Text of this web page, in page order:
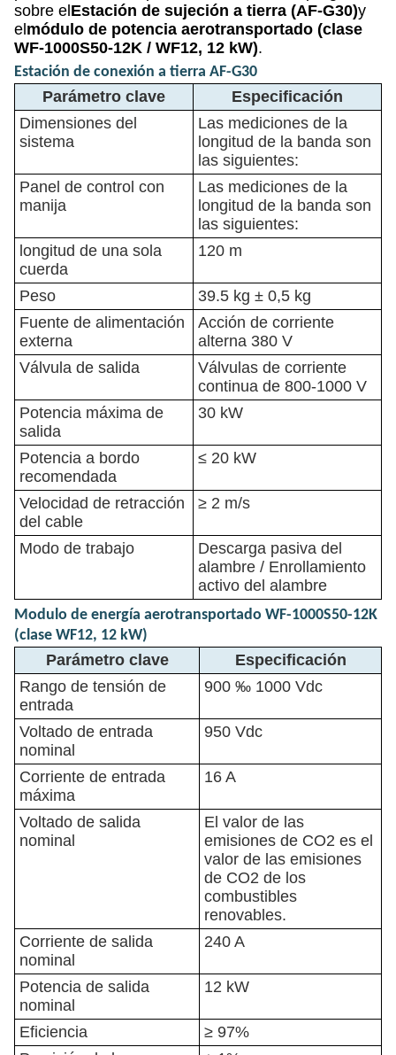
sobre elEstación de sujeción a tierra (AF-G30)y
elmódulo de potencia aerotransportado (clase
WF-1000S50-12K / WF12, 12 kW).
Estación de conexión a tierra AF-G30
Parámetro clave
Especificación
Dimensiones del
sistema
Las mediciones de la
longitud de la banda son
las siguientes:
Panel de control con
manija
Las mediciones de la
longitud de la banda son
las siguientes:
longitud de una sola
cuerda
120 m
Peso
39.5 kg ± 0,5 kg
Fuente de alimentación
externa
Acción de corriente
alterna 380 V
Válvula de salida
Válvulas de corriente
continua de 800-1000 V
Potencia máxima de
salida
30 kW
Potencia a bordo
recomendada
≤ 20 kW
Velocidad de retracción
del cable
≥ 2 m/s
Modo de trabajo
Descarga pasiva del
alambre / Enrollamiento
activo del alambre
Modulo de energía aerotransportado WF-1000S50-12K
(clase WF12, 12 kW)
Parámetro clave
Especificación
Rango de tensión de
entrada
900 ‰ 1000 Vdc
Voltado de entrada
nominal
950 Vdc
Corriente de entrada
máxima
16 A
Voltado de salida
nominal
El valor de las
emisiones de CO2 es el
valor de las emisiones
de CO2 de los
combustibles
renovables.
Corriente de salida
nominal
240 A
Potencia de salida
nominal
12 kW
Eficiencia
≥ 97%